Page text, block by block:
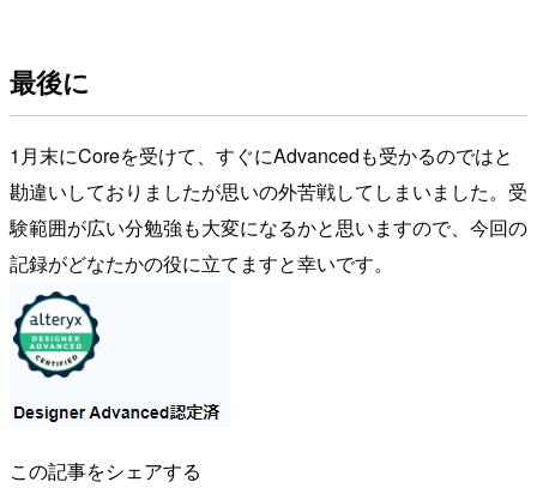
最後に
1月末にCoreを受けて、すぐにAdvancedも受かるのではと
勘違いしておりましたが思いの外苦戦してしまいました。受
験範囲が広い分勉強も大変になるかと思いますので、今回の
記録がどなたかの役に立てますと幸いです。
この記事をシェアする